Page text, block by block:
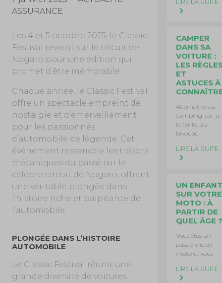
ASSURANCE
Les 4 et 5 octobre 2025, le Classic
Festival revient sur le circuit de
Nogaro pour une édition qui
promet d’être mémorable.
Chaque année, le Classic Festival
offre un spectacle empreint de
nostalgie et d’émerveillement
pour les passionnés
d’automobile de légende. Cet
événement rassemble les trésors
mécaniques du passé sur le
célèbre circuit de Nogaro, offrant
une véritable plongée dans
l’histoire riche et palpitante de
l’automobile.
PLONGÉE DANS L’HISTOIRE
AUTOMOBILE
Le Classic Festival réunit une
grande diversité de voitures
CAMPER
DANS SA
VOITURE :
LES
ET
ASTUCES À
Alternative au
camping-car, à
la tente, au
bivouac
LIRE LA SUITE
UN ENFANT
SUR VOTRE
MOTO : À
PARTIR DE
QUEL ÂGE ?
Vous êtes un
passionné de
moto et vous
LIRE LA SUITE